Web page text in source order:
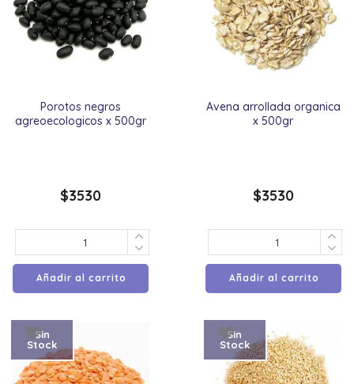
Porotos negros
agreoecologicos x 500gr
$3530
Añadir al carrito
Avena arrollada organica
x 500gr
$3530
Añadir al carrito
Sin
Stock
Sin
Stock